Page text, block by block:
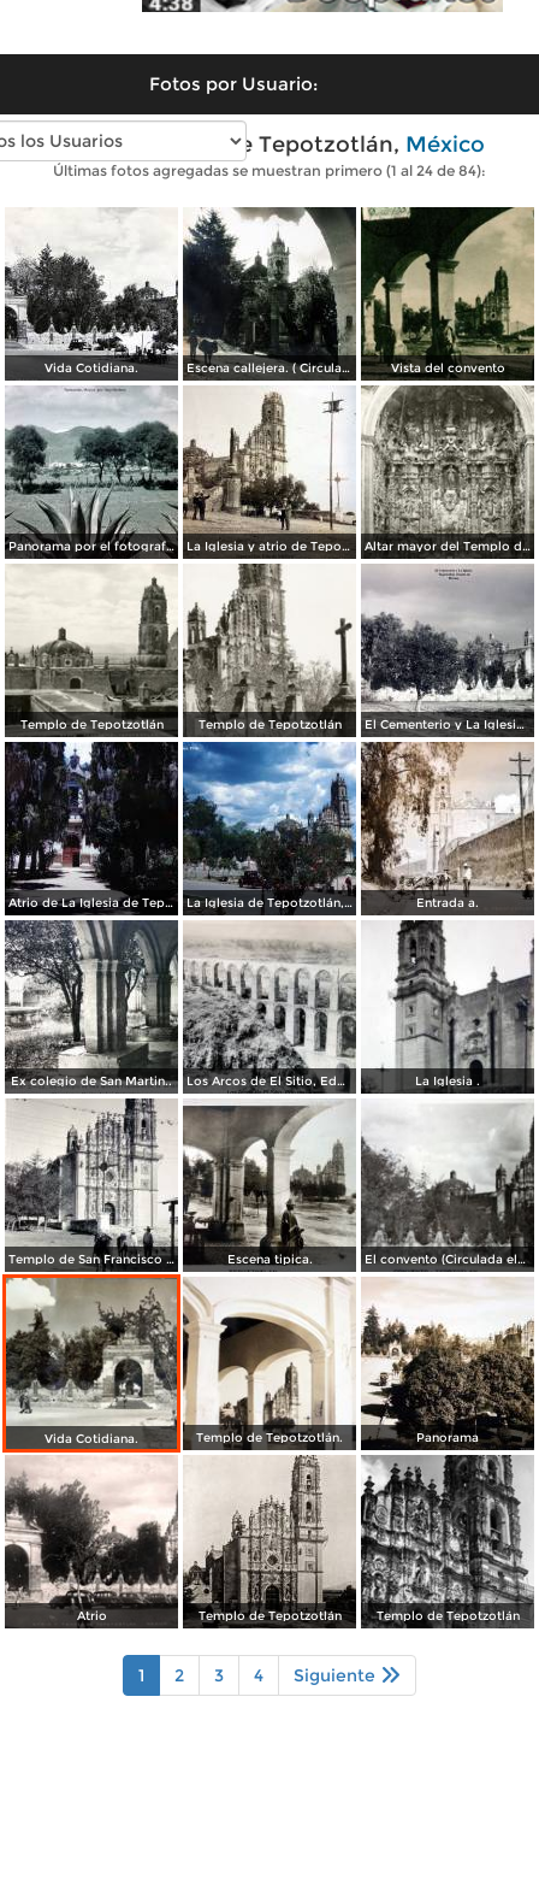
Fotos por Usuario:
Fotos antiguas de Tepotzotlán, México
Últimas fotos agregadas se muestran primero (1 al 24 de 84):
Vida Cotidiana. Escena callejera. ( Circulada el 21 de Junio de 1935 ). Vista del convento
Panorama por el fotografo Hugo Brehme. La Iglesia y atrio de Tepotzotlán, Edo de México ( Circulada el 8 de Junio de 1924 ). Altar mayor del Templo de Tepotzotlán
Templo de Tepotzotlán Templo de Tepotzotlán El Cementerio y La Iglesia Tepotzotlán Estado de México.
Atrio de La Iglesia de Tepotzotlán, México 1946 La Iglesia de Tepotzotlán, México 1946. Entrada a.
Ex colegio de San Martin.. Los Arcos de El Sitio, Edo de México La Iglesia .
Templo de San Francisco Javier, hoy Museo Nacional del Virreinato Escena tipica. El convento (Circulada el7 de Julio de 1937 ).
Vida Cotidiana. Templo de Tepotzotlán. Panorama
Atrio Templo de Tepotzotlán Templo de Tepotzotlán
1 2 3 4 Siguiente